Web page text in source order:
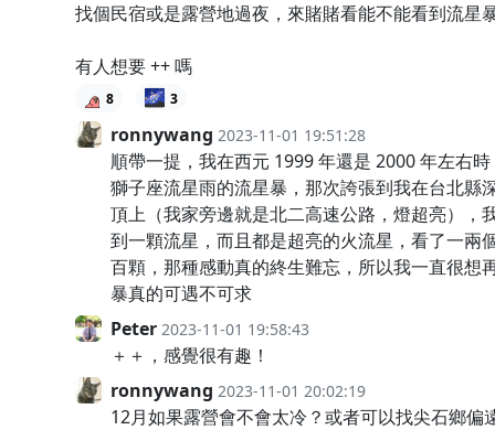
找個民宿或是露營地過夜，來賭賭看能不能看到流星
有人想要 ++ 嗎
8 🌌 3
ronnywang 2023-11-01 19:51:28
順帶一提，我在西元 1999 年還是 2000 年左右
獅子座流星雨的流星暴，那次誇張到我在台北縣
頂上（我家旁邊就是北二高速公路，燈超亮），
到一顆流星，而且都是超亮的火流星，看了一兩
百顆，那種感動真的終生難忘，所以我一直很想
暴真的可遇不可求
Peter 2023-11-01 19:58:43
＋＋，感覺很有趣！
ronnywang 2023-11-01 20:02:19
12月如果露營會不會太冷？或者可以找尖石鄉偏